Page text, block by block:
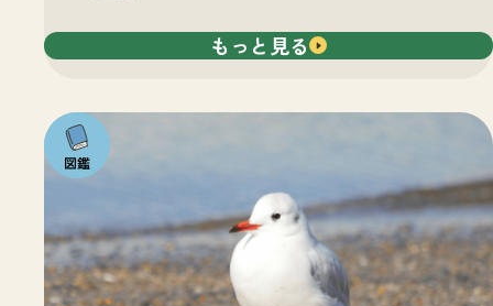
もっと見る
注目の
いきも
の